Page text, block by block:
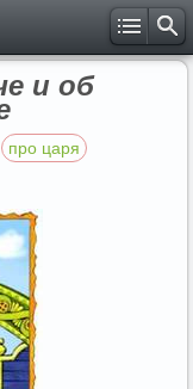
и об
про царя